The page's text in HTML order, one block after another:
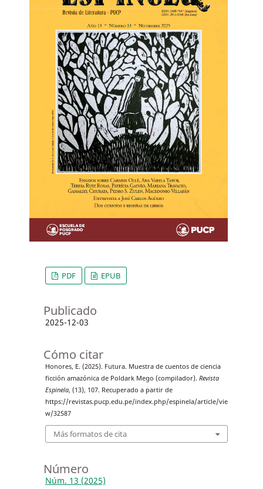
PDF EPUB
Publicado
2025-12-03
Cómo citar
Honores, E. (2025). Futura. Muestra de cuentos de ciencia
ficción amazónica de Poldark Mego (compilador). Revista
Espinela, (13), 107. Recuperado a partir de
https://revistas.pucp.edu.pe/index.php/espinela/article/vie
w/32587
Más formatos de cita
Número
Núm. 13 (2025)